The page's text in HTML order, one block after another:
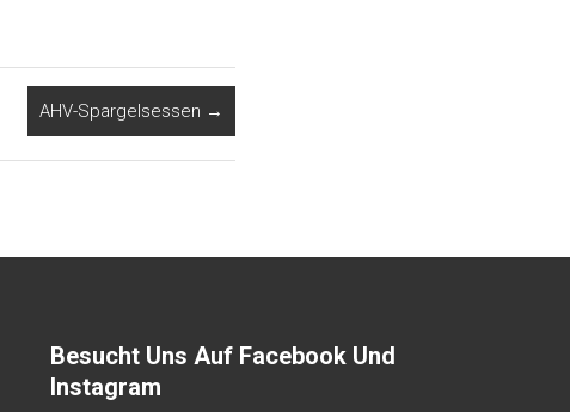
AHV-Spargelsessen →
Besucht Uns Auf Facebook Und
Instagram